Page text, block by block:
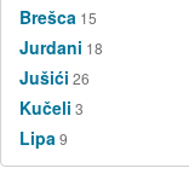
Brešca 15
Jurdani 18
Jušići 26
Kučeli 3
Lipa 9